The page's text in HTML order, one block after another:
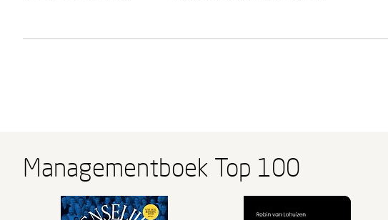
Managementboek Top 100